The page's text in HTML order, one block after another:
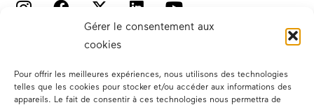
Gérer le consentement aux
cookies
Pour offrir les meilleures expériences, nous utilisons des technologies
telles que les cookies pour stocker et/ou accéder aux informations des
appareils. Le fait de consentir à ces technologies nous permettra de